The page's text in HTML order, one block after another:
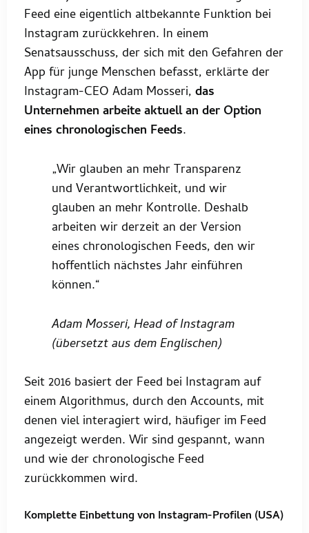
Feed eine eigentlich altbekannte Funktion bei
Instagram zurückkehren. In einem
Senatsausschuss, der sich mit den Gefahren der
App für junge Menschen befasst, erklärte der
Instagram-CEO Adam Mosseri, das
Unternehmen arbeite aktuell an der Option
eines chronologischen Feeds.
„Wir glauben an mehr Transparenz
und Verantwortlichkeit, und wir
glauben an mehr Kontrolle. Deshalb
arbeiten wir derzeit an der Version
eines chronologischen Feeds, den wir
hoffentlich nächstes Jahr einführen
können.“
Adam Mosseri, Head of Instagram
(übersetzt aus dem Englischen)
Seit 2016 basiert der Feed bei Instagram auf
einem Algorithmus, durch den Accounts, mit
denen viel interagiert wird, häufiger im Feed
angezeigt werden. Wir sind gespannt, wann
und wie der chronologische Feed
zurückkommen wird.
Komplette Einbettung von Instagram-Profilen (USA)